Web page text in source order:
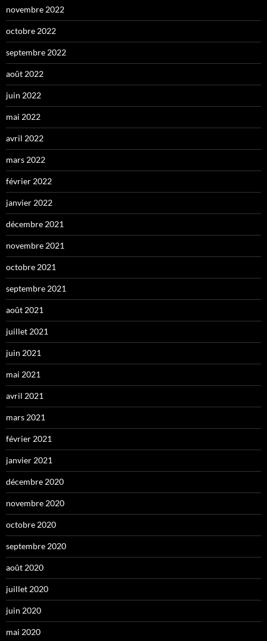
novembre 2022
octobre 2022
septembre 2022
août 2022
juin 2022
mai 2022
avril 2022
mars 2022
février 2022
janvier 2022
décembre 2021
novembre 2021
octobre 2021
septembre 2021
août 2021
juillet 2021
juin 2021
mai 2021
avril 2021
mars 2021
février 2021
janvier 2021
décembre 2020
novembre 2020
octobre 2020
septembre 2020
août 2020
juillet 2020
juin 2020
mai 2020